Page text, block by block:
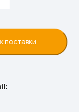
поставки